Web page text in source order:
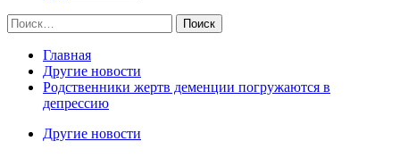
Найти:
Главная
Другие новости
Родственники жертв деменции погружаются в
депрессию
Другие новости